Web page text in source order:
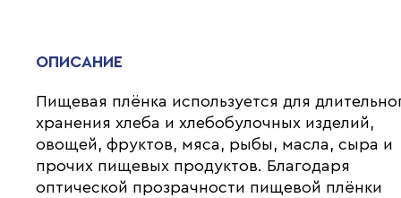
ОПИСАНИЕ
Пищевая плёнка используется для
хранения хлеба и хлебобулочных изделий,
овощей, фруктов, мяса, рыбы, масла, сыра и
прочих пищевых продуктов. Благодаря
оптической прозрачности пищевой плёнки